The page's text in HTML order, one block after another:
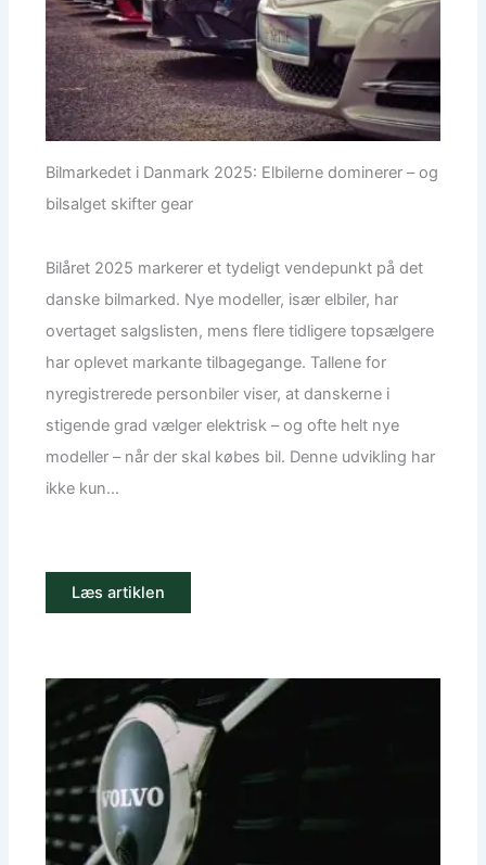
Bilmarkedet i Danmark 2025: Elbilerne dominerer – og
bilsalget skifter gear
Bilåret 2025 markerer et tydeligt vendepunkt på det
danske bilmarked. Nye modeller, især elbiler, har
overtaget salgslisten, mens flere tidligere topsælgere
har oplevet markante tilbagegange. Tallene for
nyregistrerede personbiler viser, at danskerne i
stigende grad vælger elektrisk – og ofte helt nye
modeller – når der skal købes bil. Denne udvikling har
ikke kun...
Læs artiklen